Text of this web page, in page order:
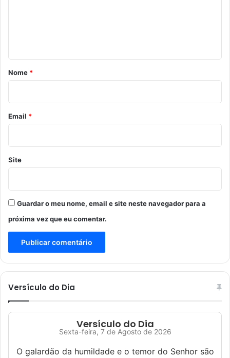
r
o
*
Nome *
Email *
Site
Guardar o meu nome, email e site neste navegador para a
próxima vez que eu comentar.
Versículo do Dia
Versículo do Dia
Sexta-feira, 7 de Agosto de 2026
O galardão da humildade e o temor do Senhor são